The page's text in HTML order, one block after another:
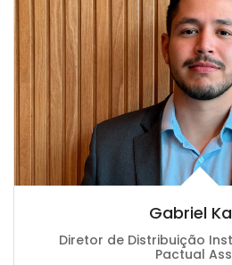
Gabriel
Diretor de Distribuição
Pactual